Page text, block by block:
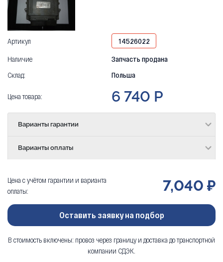
Артикул
14526022
Наличие
Запчасть продана
Склад:
Польша
Цена товара: 6 740 Р
Варианты гарантии
Варианты оплаты
Цена с учётом гарантии и варианта
оплаты:
7,040 ₽
Оставить заявку на подбор
В стоимость включены: провоз через границу и доставка до транспортной
компании СДЭК.